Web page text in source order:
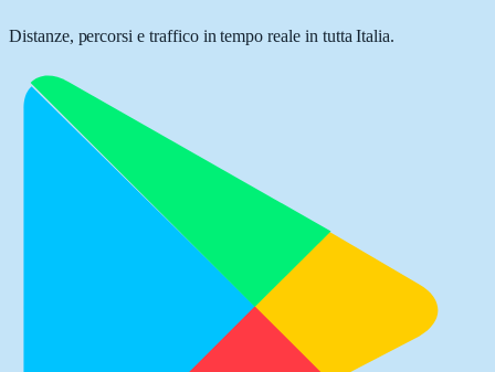
Distanze, percorsi e traffico in tempo reale in tutta Italia.